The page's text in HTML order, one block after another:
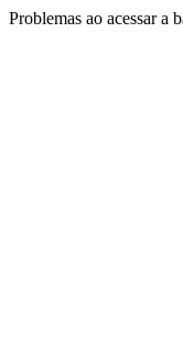
Problemas ao acessar a